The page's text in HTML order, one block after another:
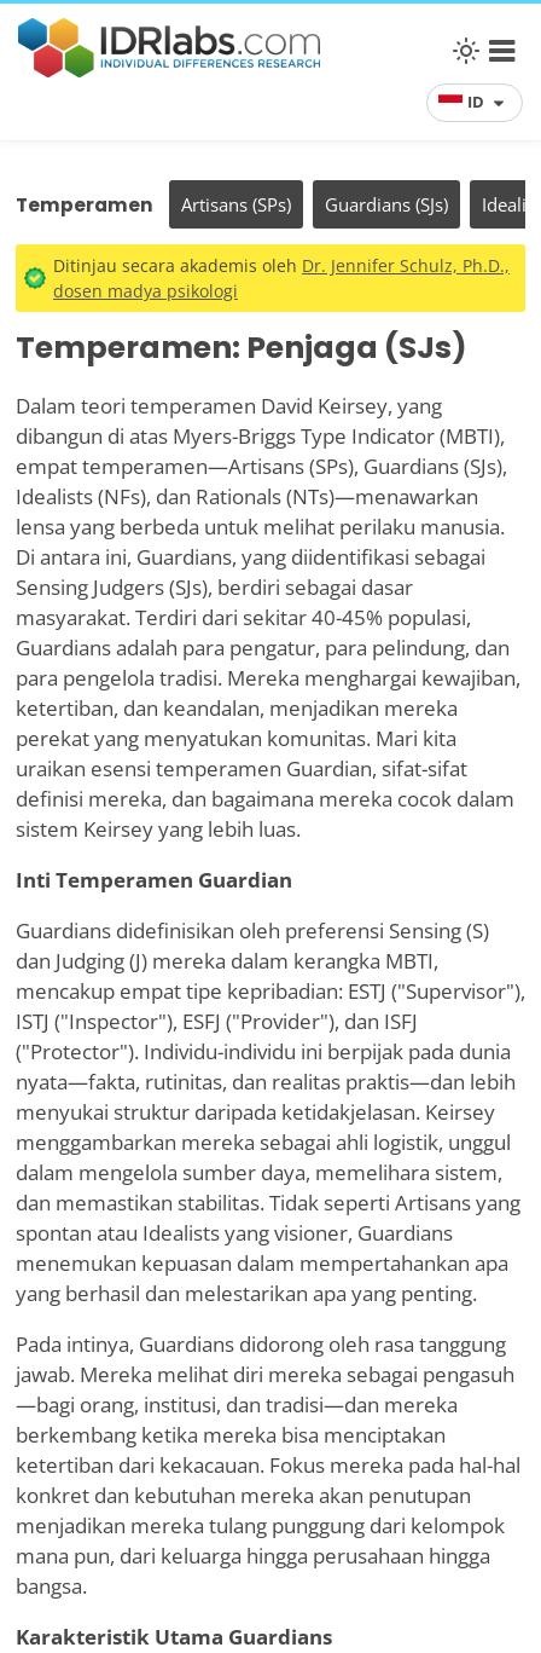
ID
Temperamen Artisans (SPs) Guardians (SJs)
Ditinjau secara akademis oleh Dr. Jennifer Schulz, Ph.D.,
dosen madya psikologi
Temperamen: Penjaga (SJs)
Dalam teori temperamen David Keirsey, yang
dibangun di atas Myers-Briggs Type Indicator (MBTI),
empat temperamen—Artisans (SPs), Guardians (SJs),
Idealists (NFs), dan Rationals (NTs)—menawarkan
lensa yang berbeda untuk melihat perilaku manusia.
Di antara ini, Guardians, yang diidentifikasi sebagai
Sensing Judgers (SJs), berdiri sebagai dasar
masyarakat. Terdiri dari sekitar 40-45% populasi,
Guardians adalah para pengatur, para pelindung, dan
para pengelola tradisi. Mereka menghargai kewajiban,
ketertiban, dan keandalan, menjadikan mereka
perekat yang menyatukan komunitas. Mari kita
uraikan esensi temperamen Guardian, sifat-sifat
definisi mereka, dan bagaimana mereka cocok dalam
sistem Keirsey yang lebih luas.
Inti Temperamen Guardian
Guardians didefinisikan oleh preferensi Sensing (S)
dan Judging (J) mereka dalam kerangka MBTI,
mencakup empat tipe kepribadian: ESTJ ("Supervisor"),
ISTJ ("Inspector"), ESFJ ("Provider"), dan ISFJ
("Protector"). Individu-individu ini berpijak pada dunia
nyata—fakta, rutinitas, dan realitas praktis—dan lebih
menyukai struktur daripada ketidakjelasan. Keirsey
menggambarkan mereka sebagai ahli logistik, unggul
dalam mengelola sumber daya, memelihara sistem,
dan memastikan stabilitas. Tidak seperti Artisans yang
spontan atau Idealists yang visioner, Guardians
menemukan kepuasan dalam mempertahankan apa
yang berhasil dan melestarikan apa yang penting.
Pada intinya, Guardians didorong oleh rasa tanggung
jawab. Mereka melihat diri mereka sebagai pengasuh
—bagi orang, institusi, dan tradisi—dan mereka
berkembang ketika mereka bisa menciptakan
ketertiban dari kekacauan. Fokus mereka pada hal-hal
konkret dan kebutuhan mereka akan penutupan
menjadikan mereka tulang punggung dari kelompok
mana pun, dari keluarga hingga perusahaan hingga
bangsa.
Karakteristik Utama Guardians